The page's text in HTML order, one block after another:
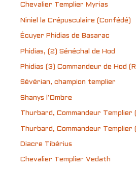
Chevalier Templier Myrias
Niniel la Crépusculaire (Confédé)
Écuyer Phidias de Basarac
Phidias, (2) Sénéchal de Hod
Phidias (3) Commandeur de Hod
Sévérian, champion templier
Shanys l’Ombre
Thurbard, Commandeur Templier
Thurbard, Commandeur Templier
Diacre Tibérius
Chevalier Templier Vedath